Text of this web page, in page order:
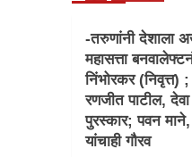
-तरुणांनी देशाला
महासत्ता
निंभोरकर (निवृत्त)
रणजीत पाटील, देवा
पुरस्कार; पवन
यांचाही गौरव